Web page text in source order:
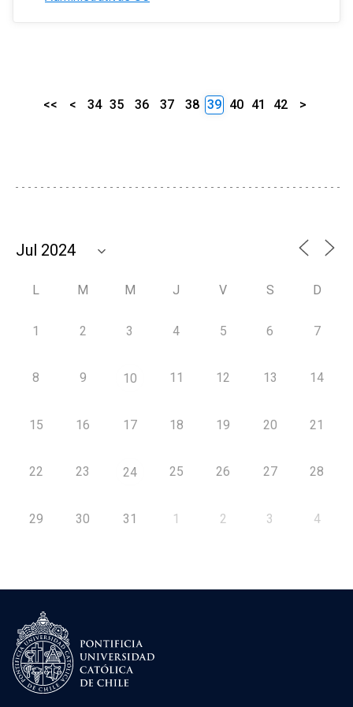
<< < 34 35 36 37 38 39 40 41 42 >
L M M J V S D
1 2 3 4 5 6 7
8 9 10 11 12 13 14
15 16 17 18 19 20 21
22 23 24 25 26 27 28
29 30 31 1 2 3 4